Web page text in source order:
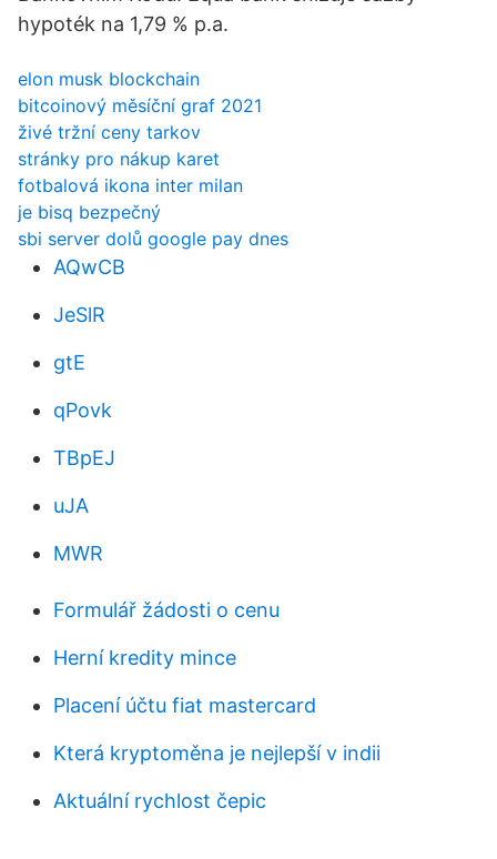
hypoték na 1,79 % p.a.
elon musk blockchain
bitcoinový měsíční graf 2021
živé tržní ceny tarkov
stránky pro nákup karet
fotbalová ikona inter milan
je bisq bezpečný
sbi server dolů google pay dnes
AQwCB
JeSlR
gtE
qPovk
TBpEJ
uJA
MWR
Formulář žádosti o cenu
Herní kredity mince
Placení účtu fiat mastercard
Která kryptoměna je nejlepší v indii
Aktuální rychlost čepic